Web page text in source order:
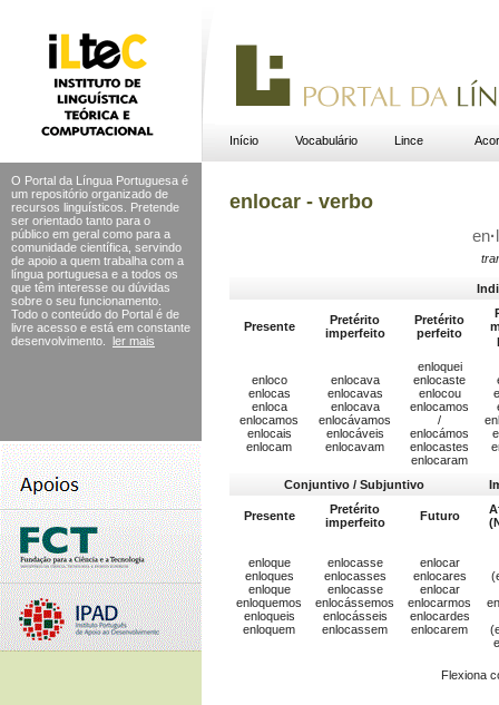
Início Vocabulário Lince
O Portal da Língua Portuguesa é
um repositório organizado de
recursos linguísticos. Pretende
ser orientado tanto para o
público em geral como para a
comunidade científica, servindo
de apoio a quem trabalha com a
língua portuguesa e a todos os
que têm interesse ou dúvidas
sobre o seu funcionamento.
Todo o conteúdo do Portal é de
livre acesso e está em constante
desenvolvimento.
ler mais
enlocar - verbo
en·
Presente
Pretérito
imperfeito
Pretérito
perfeito
enloco
enlocas
enloca
enlocamos
enlocais
enlocam
enlocava
enlocavas
enlocava
enlocávamos
enlocáveis
enlocavam
enloquei
enlocaste
enlocou
enlocamos
/
enlocámos
enlocastes
enlocaram
Conjuntivo / Subjuntivo
Presente
Pretérito
imperfeito
Futuro
enloque
enloques
enloque
enloquemos
enloqueis
enloquem
enlocasse
enlocasses
enlocasse
enlocássemos
enlocásseis
enlocassem
enlocar
enlocares
enlocar
enlocarmos
enlocardes
enlocarem
Flexiona